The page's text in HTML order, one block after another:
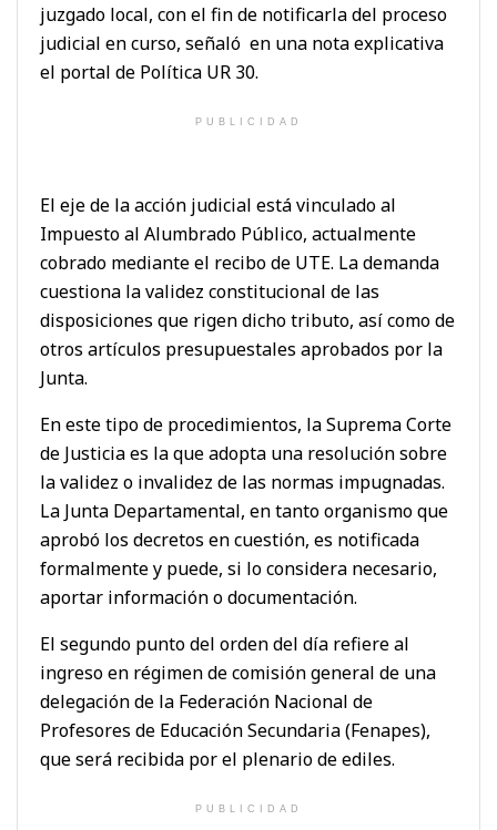
juzgado local, con el fin de notificarla del proceso
judicial en curso, señaló en una nota explicativa
el portal de Política UR 30.
PUBLICIDAD
El eje de la acción judicial está vinculado al
Impuesto al Alumbrado Público, actualmente
cobrado mediante el recibo de UTE. La demanda
cuestiona la validez constitucional de las
disposiciones que rigen dicho tributo, así como de
otros artículos presupuestales aprobados por la
Junta.
En este tipo de procedimientos, la Suprema Corte
de Justicia es la que adopta una resolución sobre
la validez o invalidez de las normas impugnadas.
La Junta Departamental, en tanto organismo que
aprobó los decretos en cuestión, es notificada
formalmente y puede, si lo considera necesario,
aportar información o documentación.
El segundo punto del orden del día refiere al
ingreso en régimen de comisión general de una
delegación de la Federación Nacional de
Profesores de Educación Secundaria (Fenapes),
que será recibida por el plenario de ediles.
PUBLICIDAD